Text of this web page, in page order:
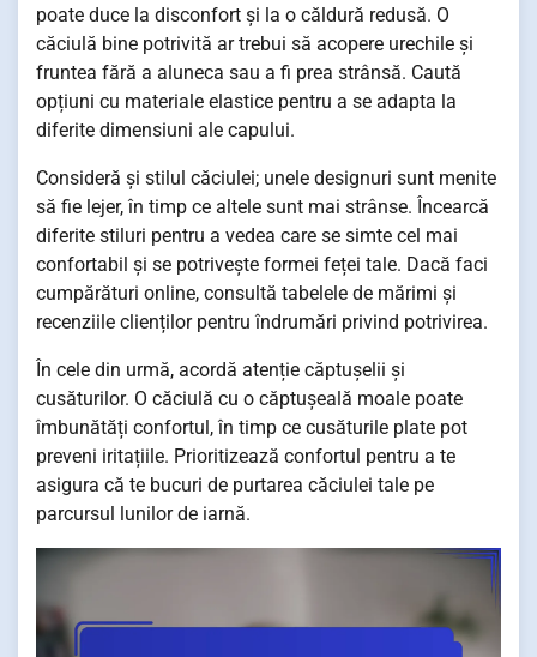
poate duce la disconfort și la o căldură redusă. O
căciulă bine potrivită ar trebui să acopere urechile și
fruntea fără a aluneca sau a fi prea strânsă. Caută
opțiuni cu materiale elastice pentru a se adapta la
diferite dimensiuni ale capului.
Consideră și stilul căciulei; unele designuri sunt menite
să fie lejer, în timp ce altele sunt mai strânse. Încearcă
diferite stiluri pentru a vedea care se simte cel mai
confortabil și se potrivește formei feței tale. Dacă faci
cumpărături online, consultă tabelele de mărimi și
recenziile clienților pentru îndrumări privind potrivirea.
În cele din urmă, acordă atenție căptușelii și
cusăturilor. O căciulă cu o căptușeală moale poate
îmbunătăți confortul, în timp ce cusăturile plate pot
preveni iritațiile. Prioritizează confortul pentru a te
asigura că te bucuri de purtarea căciulei tale pe
parcursul lunilor de iarnă.